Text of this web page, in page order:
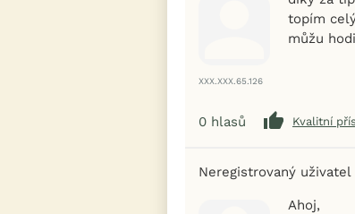
XXX.XXX.65.126
topím
můžu
0 hlasů Kvalitní
Neregistrovaný uživatel
Ahoj,